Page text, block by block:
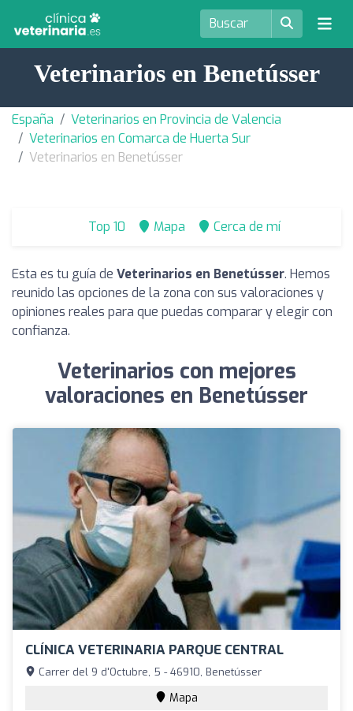
Veterinarios en Benetússer
España
Veterinarios en Provincia de Valencia
Veterinarios en Comarca de Huerta Sur
Veterinarios en Benetússer
Top 10 Mapa Cerca de mí
Esta es tu guía de Veterinarios en Benetússer. Hemos
reunido las opciones de la zona con sus valoraciones y
opiniones reales para que puedas comparar y elegir con
confianza.
Veterinarios con mejores
valoraciones en Benetússer
CLÍNICA VETERINARIA PARQUE CENTRAL
Carrer del 9 d'Octubre, 5 - 46910, Benetússer
Mapa